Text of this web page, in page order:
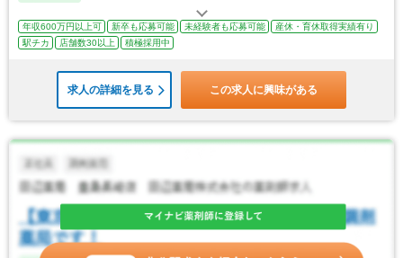
年収600万円以上可 新卒も応募可能 未経験者も応募可能
産休・育休取得実績有り
駅チカ
店舗数30以上 積極採用中
求人の詳細を見る この求人に興味がある